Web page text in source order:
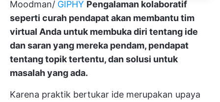
Moodman/ GIPHY Pengalaman kolaboratif
seperti curah pendapat akan membantu tim
virtual Anda untuk membuka diri tentang ide
dan saran yang mereka pendam, pendapat
tentang topik tertentu, dan solusi untuk
masalah yang ada.
Karena praktik bertukar ide merupakan upaya